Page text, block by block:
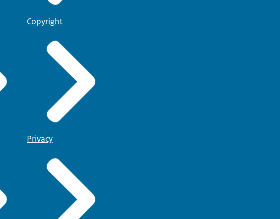
Copyright
Privacy